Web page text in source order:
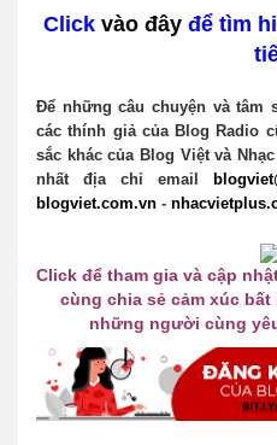
Click vào đây để tìm
Để những câu chuyện và tâm
các thính giả của Blog Radio
sắc khác của Bl og Việt và
nhất địa chỉ email
bl o
bl ogviet.com.vn -
Click để tham gia và cập
cùng chia sẻ cảm xúc bất
những người cùng